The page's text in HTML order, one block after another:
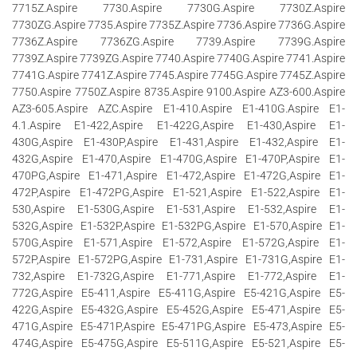
7715Z.Aspire 7730.Aspire 7730G.Aspire 7730Z.Aspire
7730ZG.Aspire 7735.Aspire 7735Z.Aspire 7736.Aspire 7736G.Aspire
7736Z.Aspire 7736ZG.Aspire 7739.Aspire 7739G.Aspire
7739Z.Aspire 7739ZG.Aspire 7740.Aspire 7740G.Aspire 7741.Aspire
7741G.Aspire 7741Z.Aspire 7745.Aspire 7745G.Aspire 7745Z.Aspire
7750.Aspire 7750Z.Aspire 8735.Aspire 9100.Aspire AZ3-600.Aspire
AZ3-605.Aspire AZC.Aspire E1-410.Aspire E1-410G.Aspire E1-
4.1.Aspire E1-422,Aspire E1-422G,Aspire E1-430,Aspire E1-
430G,Aspire E1-430P,Aspire E1-431,Aspire E1-432,Aspire E1-
432G,Aspire E1-470,Aspire E1-470G,Aspire E1-470P,Aspire E1-
470PG,Aspire E1-471,Aspire E1-472,Aspire E1-472G,Aspire E1-
472P,Aspire E1-472PG,Aspire E1-521,Aspire E1-522,Aspire E1-
530,Aspire E1-530G,Aspire E1-531,Aspire E1-532,Aspire E1-
532G,Aspire E1-532P,Aspire E1-532PG,Aspire E1-570,Aspire E1-
570G,Aspire E1-571,Aspire E1-572,Aspire E1-572G,Aspire E1-
572P,Aspire E1-572PG,Aspire E1-731,Aspire E1-731G,Aspire E1-
732,Aspire E1-732G,Aspire E1-771,Aspire E1-772,Aspire E1-
772G,Aspire E5-411,Aspire E5-411G,Aspire E5-421G,Aspire E5-
422G,Aspire E5-432G,Aspire E5-452G,Aspire E5-471,Aspire E5-
471G,Aspire E5-471P,Aspire E5-471PG,Aspire E5-473,Aspire E5-
474G,Aspire E5-475G,Aspire E5-511G,Aspire E5-521,Aspire E5-